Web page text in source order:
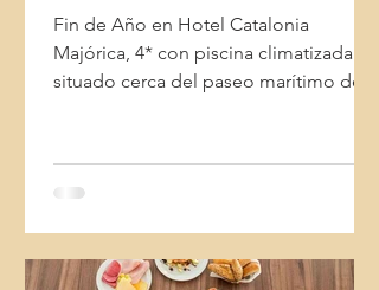
Fin de Año en Hotel Catalonia
Majórica, 4* con piscina climatizada
situado cerca del paseo marítimo de